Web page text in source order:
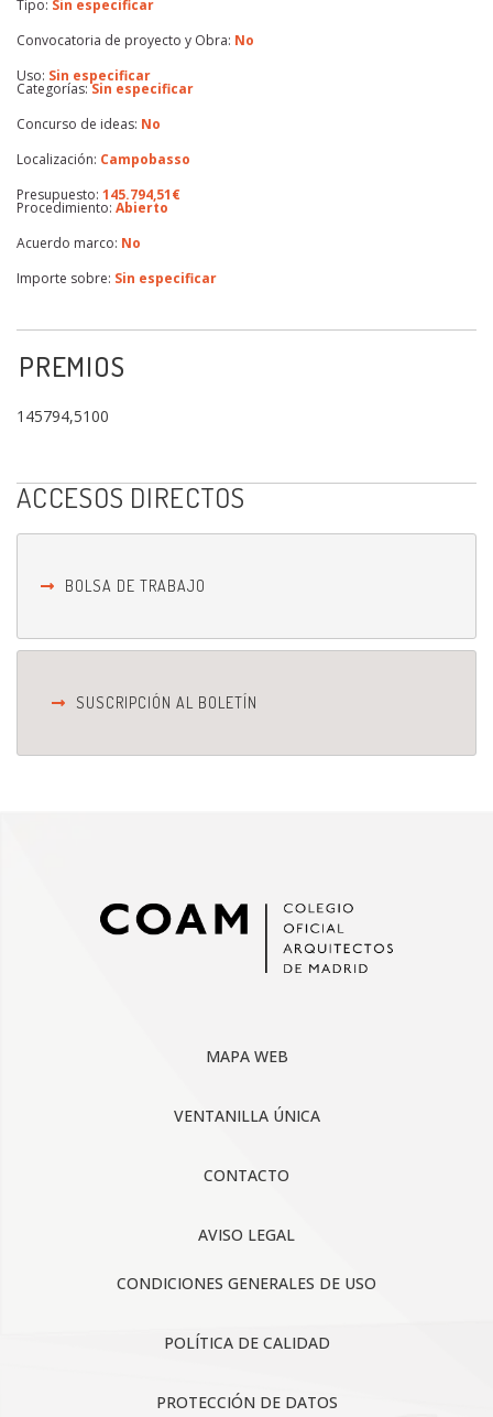
Tipo: Sin especificar
Convocatoria de proyecto y Obra: No
Uso: Sin especificar
Categorías:Sin especificar
Concurso de ideas: No
Localización: Campobasso
Presupuesto: 145.794,51€
Procedimiento: Abierto
Acuerdo marco: No
Importe sobre: Sin especificar
PREMIOS
145794,5100
ACCESOS DIRECTOS
BOLSA DE TRABAJO
SUSCRIPCIÓN AL BOLETÍN
MAPA WEB
VENTANILLA ÚNICA
CONTACTO
AVISO LEGAL
CONDICIONES GENERALES DE USO
POLÍTICA DE CALIDAD
PROTECCIÓN DE DATOS